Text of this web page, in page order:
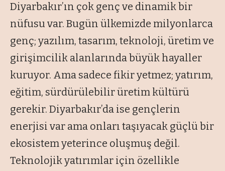
Diyarbakır’ın çok genç ve dinamik bir
nüfusu var. Bugün ülkemizde milyonlarca
genç; yazılım, tasarım, teknoloji, üretim ve
girişimcilik alanlarında büyük hayaller
kuruyor. Ama sadece fikir yetmez; yatırım,
eğitim, sürdürülebilir üretim kültürü
gerekir. Diyarbakır’da ise gençlerin
enerjisi var ama onları taşıyacak güçlü bir
ekosistem yeterince oluşmuş değil.
Teknolojik yatırımlar için özellikle